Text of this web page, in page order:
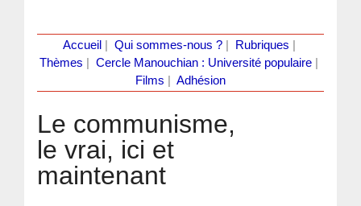
Accueil Qui sommes-nous ?| Rubriques
Thèmes
Cercle Manouchian : Université populaire
Films
Adhésion
Le communisme,
le vrai, ici et
maintenant